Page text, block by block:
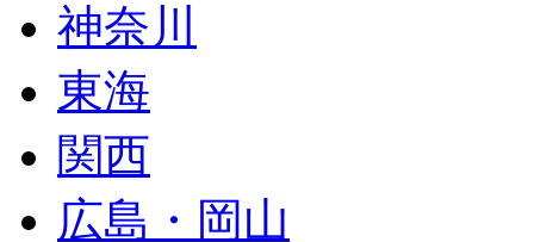
神奈川
東海
関西
広島・岡山